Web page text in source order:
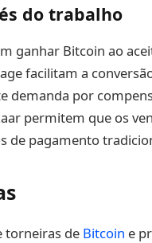
do trabalho
ganhar Bitcoin ao
facilitam a
demanda por
permitem que os
de pagamento
torneiras de Bitcoin e